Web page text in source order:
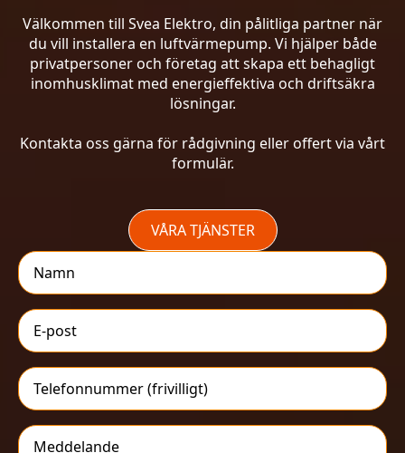
Välkommen till Svea Elektro, din pålitliga partner när
du vill installera en luftvärmepump. Vi hjälper både
privatpersoner och företag att skapa ett behagligt
inomhusklimat med energieffektiva och driftsäkra
lösningar.
Kontakta oss gärna för rådgivning eller offert via vårt
formulär.
VÅRA TJÄNSTER
Namn
E-
post
*
Telefonnummer
Meddelande